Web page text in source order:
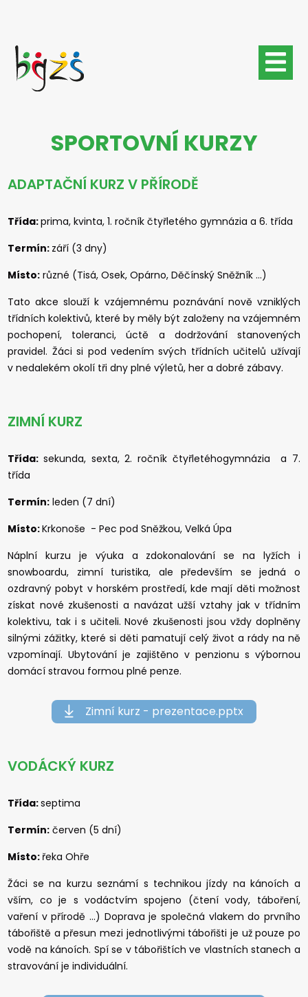
obsahu
SPORTOVNÍ KURZY
ADAPTAČNÍ KURZ V PŘÍRODĚ
Třída:prima, kvinta, 1. ročník čtyřletého gymnázia a 6. třída
Termín: září (3 dny)
Místo: různé (Tisá, Osek, Opárno, Děčínský Sněžník …)
Tato akce slouží k vzájemnému poznávání nově vzniklých
třídních kolektivů, které by měly být založeny na vzájemném
pochopení, toleranci, úctě a dodržování stanovených
pravidel. Žáci si pod vedením svých třídních učitelů užívají
v nedalekém okolí tři dny plné výletů, her a dobré zábavy.
ZIMNÍ KURZ
Třída: sekunda, sexta, 2. ročník čtyřletéhogymnázia a 7.
třída
Termín: leden (7 dní)
Místo:Krkonoše - Pec pod Sněžkou, Velká Úpa
Náplní kurzu je výuka a zdokonalování se na lyžích i
snowboardu, zimní turistika, ale především se jedná o
ozdravný pobyt v horském prostředí, kde mají děti možnost
získat nové zkušenosti a navázat užší vztahy jak v třídním
kolektivu, tak i s učiteli. Nové zkušenosti jsou vždy doplněny
silnými zážitky, které si děti pamatují celý život a rády na ně
vzpomínají. Ubytování je zajištěno v penzionu s výbornou
domácí stravou formou plné penze.
Zimní kurz - prezentace.pptx
VODÁCKÝ KURZ
Třída:septima
Termín: červen (5 dní)
Místo: řeka Ohře
Žáci se na kurzu seznámí s technikou jízdy na kánoích a
vším, co je s vodáctvím spojeno (čtení vody, táboření,
vaření v přírodě …) Doprava je společná vlakem do prvního
tábořiště a přesun mezi jednotlivými tábořišti je už pouze po
vodě na kánoích. Spí se v tábořištích ve vlastních stanech a
stravování je individuální.